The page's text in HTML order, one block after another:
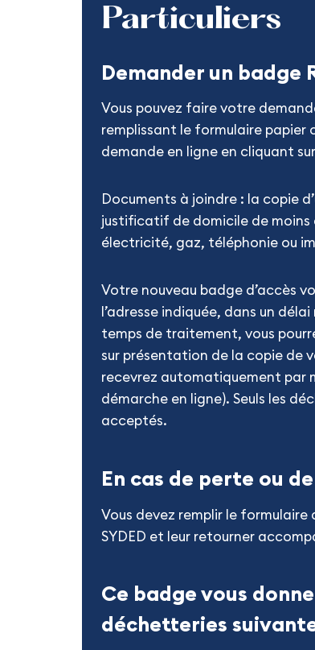
Particuliers
Demander un badge
Vous pouvez faire votre
remplissant le formulaire papier
demande en ligne en cliquant
Documents à joindre : la copie
justificatif de domicile de moins
électricité, gaz, téléphonie ou
Votre nouveau badge d’accès
l’adresse indiquée, dans un
temps de traitement, vous
sur présentation de la copie de
recevrez automatiquement par
démarche en ligne). Seuls les
acceptés.
En cas de perte ou
Vous devez remplir le formulaire
SYDED et leur retourner
Ce badge vous
déchetteries